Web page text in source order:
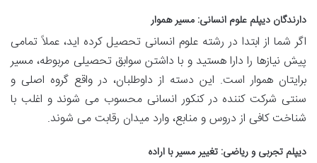
دارندگان دیپلم علوم انسانی: مسیر هموار
اگر شما از ابتدا در رشته علوم انسانی تحصیل کرده اید، عملاً تمامی
پیش نیازها را دارا هستید و با داشتن سوابق تحصیلی مربوطه، مسیر
برایتان هموار است. این دسته از داوطلبان، در واقع گروه اصلی و
سنتی شرکت کننده در کنکور انسانی محسوب می شوند و اغلب با
شناخت کافی از دروس و منابع، وارد میدان رقابت می شوند.
دیپلم تجربی و ریاضی: تغییر مسیر با اراده